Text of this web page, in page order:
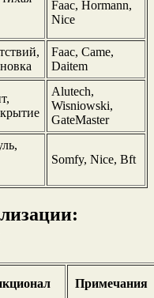
Faac, Hormann,
Nice
Faac, Came,
Daitem
Alutech,
Wisniowski,
GateMaster
Somfy, Nice, Bft
Примечания